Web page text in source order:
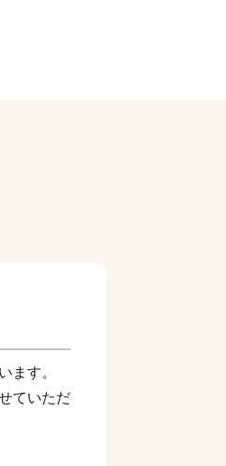
ます。
ていただ